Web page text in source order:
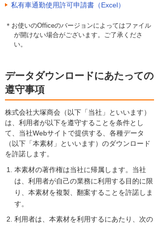
私有車通勤使用許可申請書（Excel）
＊お使いのOfficeのバージョンによってはファイル
が開けない場合がございます。ご了承くださ
い。
データダウンロードにあたっての
遵守事項
株式会社大塚商会（以下「当社」といいます）
は、利用者が以下を遵守することを条件とし
て、当社Webサイトで提供する、各種データ
（以下「本素材」といいます）のダウンロード
を許諾します。
本素材の著作権は当社に帰属します。当社
は、利用者が自己の業務に利用する目的に限
り、本素材を複製、翻案することを許諾しま
す。
利用者は、本素材を利用するにあたり、次の